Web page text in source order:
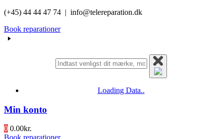
Videre
indhold
(+45) 44 44 47 74 | info@telereparation.dk
Book reparationer
Loading Data..
Min konto
0 0.00kr.